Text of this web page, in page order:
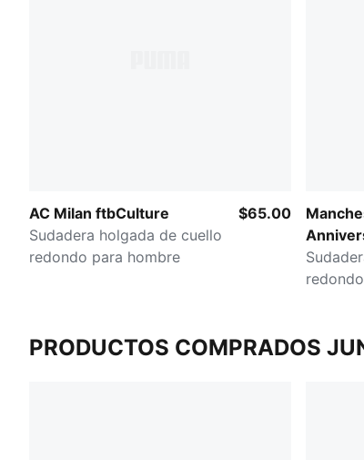
AC Milan ftbCulture
Sudadera holgada de cuello
redondo para hombre
$65.00
PRODUCTOS COMPRADOS